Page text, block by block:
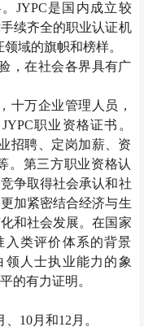
JYPC是国内成立较
续齐全的职业认证机
域的旗帜和榜样。
，在社会各界具有广
十万企业管理人员，
JYPC职业资格证书。
招聘、定岗加薪、资
。第三方职业资格认
争取得社会承认和社
加紧密结合经济与生
和社会发展。在国家
入类评价体系的背景
人士执业能力的象
的有力证明。
、 10月和12 月。